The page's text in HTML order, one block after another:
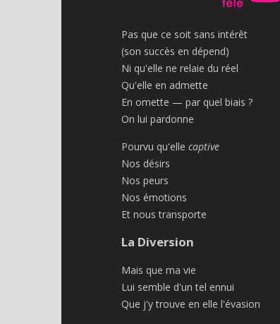
Pas que ce soit sans intérêt
(son succès en dépend)
Ni qu'elle ne relaie du réel
Qu'elle en admette
En omette — par quel biais ?
On lui pardonne
Pourvu qu'elle captive
Nos désirs
Nos peurs
Nos émotions
Et nous transporte
La Diversion
Mais que ma vie
Lui semble d'un tel ennui
Que j'y trouve en elle l'évasion